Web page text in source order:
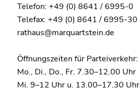
Telefon: +49 (0) 8641 / 6995-0
Telefax: +49 (0) 8641 / 6995-30
rathaus@marquartstein.de
Öffnungszeiten für Parteiverkehr:
Mo., Di., Do., Fr. 7.30–12.00 Uhr
Mi. 9–12 Uhr u. 13.00–17.30 Uhr